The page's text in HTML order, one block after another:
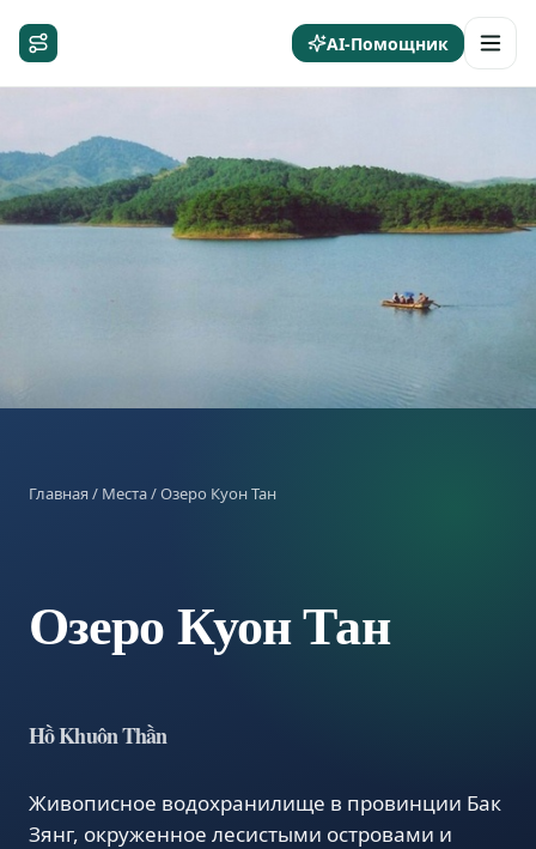
AI-Помощник
Главная/ Места/ Озеро Куон Тан
Озеро Куон Тан
Hồ Khuôn Thần
Живописное водохранилище в провинции Бак
Зянг, окруженное лесистыми островами и